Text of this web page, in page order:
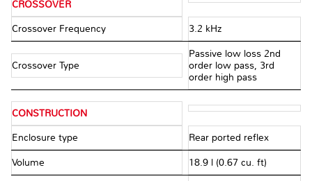
CROSSOVER
Crossover Frequency 3.2 kHz
Crossover Type
Passive low loss 2nd
order low pass, 3rd
order high pass
CONSTRUCTION
Enclosure type Rear ported reflex
Volume 18.9 l (0.67 cu. ft)